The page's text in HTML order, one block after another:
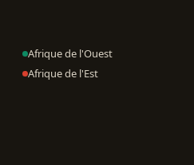
Afrique de l'Ouest
Afrique de l'Est